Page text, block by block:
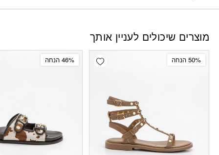
מוצרים שיכולים לעניין אותך
Add wishlist 50% הנחה 46% הנחה